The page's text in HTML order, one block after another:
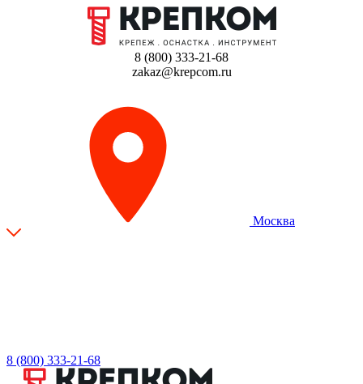
8 (800) 333-21-68
zakaz@krepcom.ru
Москва
8 (800) 333-21-68